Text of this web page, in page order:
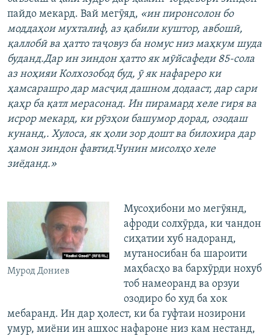
пайдо мекард. Вай мегӯяд, «ин пиронсолон бо
моддаҳои мухталиф, аз қабили куштор, авбошӣ,
қаллобӣ ва ҳатто таҷовуз ба номус низ маҳкум шуда
буданд.Дар ин зиндон ҳатто як мӯйсафеди 85-сола
аз ноҳияи Колхозобод буд, ӯ як нафареро ки
ҳамсарашро дар масҷид дашном додааст, дар сари
қаҳр ба қатл мерасонад. Ин пирамард хеле гиря ва
исрор мекард, ки рӯзҳои башумор дорад, озодаш
кунанд,. Хулоса, як ҳоли зор дошт ва билохира дар
ҳамон зиндон фавтид.Чунин мисолҳо хеле
зиёданд.»
Мурод Дониев
Мусоҳибони мо мегӯянд,
афроди солхӯрда, ки чандон
сиҳатии хуб надоранд,
мутаносибан ба шароити
маҳбасҳо ва бархӯрди нохуб
тоб намеоранд ва орзуи
озодиро бо худ ба хок
мебаранд. Ин дар ҳолест, ки ба гуфтаи нозирони
умур, миёни ин ашхос нафароне низ кам нестанд,